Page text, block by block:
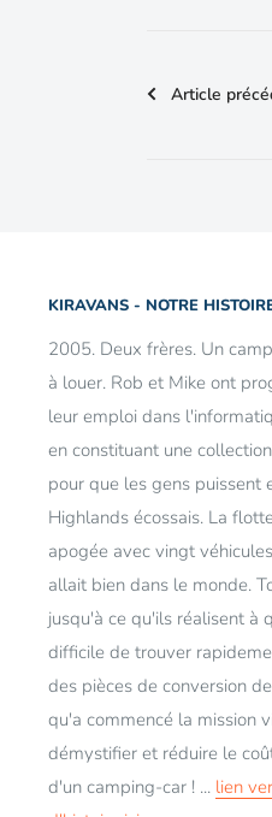
Article
KIRAVANS - NOTRE
2005. Deux frères. Un
à louer. Rob et Mike ont
leur emploi dans
en constituant une
pour que les gens puissent
Highlands écossais. La
apogée avec vingt
allait bien dans le monde.
jusqu'à ce qu'ils réalisent à
difficile de trouver
des pièces de conversion
qu'a commencé la mission
démystifier et réduire le
d'un camping-car ! ... lien